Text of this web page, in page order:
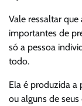
Vale ressaltar
importantes de
só a pessoa
todo.
Ela é produzida a
ou alguns de